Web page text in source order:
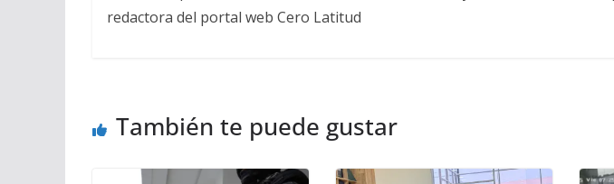
redactora del portal web Cero Latitud
También te puede gustar